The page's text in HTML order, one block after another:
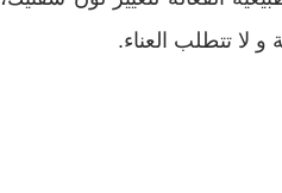
و لا تتطلب العناء.